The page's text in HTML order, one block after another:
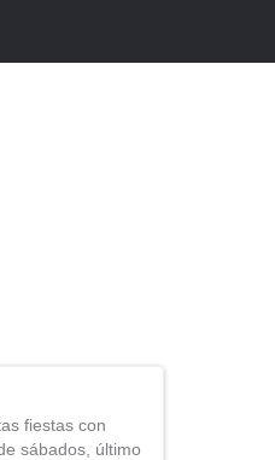
fiestas con
sábados, último